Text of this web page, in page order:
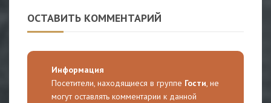
ОСТАВИТЬ КОММЕНТАРИЙ
Информация
Посетители, находящиеся в группе Гости , не
могут оставлять комментарии к данной